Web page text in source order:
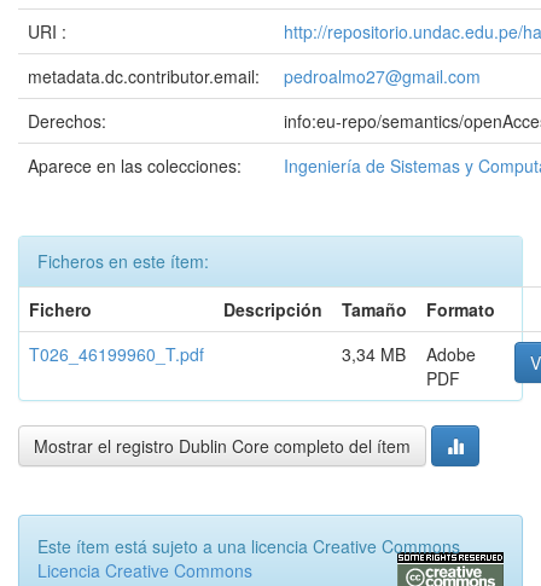
URI :
http://repositorio.undac.edu.pe/
metadata.dc.contributor.email:
pedroalmo27@gmail.com
Derechos:
info:eu-repo/semantics/
Aparece en las colecciones:
Ingeniería de Sistemas y
Ficheros en este ítem:
Fichero
Descripción Tamaño
Formato
T026_46199960_T.pdf
3,34 MB
Adobe
PDF
Mostrar el registro Dublin Core completo del ítem
Este ítem está sujeto a una licencia Creative Commons
Licencia Creative Commons